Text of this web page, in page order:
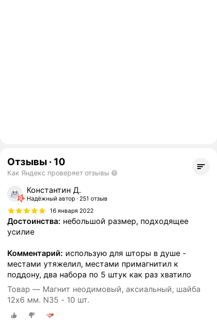
Отзывы · 10
Как Яндекс проверяет отзывы
Константин Д.
Надёжный автор
251 отзыв
16 января 2022
Достоинства: небольшой размер, подходящее
усилие
Комментарий: использую для шторы в душе -
местами утяжелил, местами примагнитил к
поддону, два набора по 5 штук как раз хватило
Товар — Магнит неодимовый, аксиальный, шайба
12х6 мм. N35 - 10 шт.